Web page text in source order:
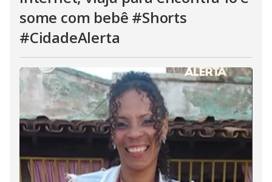
some com bebê #Shorts
#CidadeAlerta